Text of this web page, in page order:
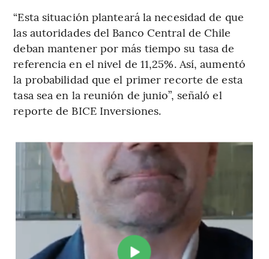
“Esta situación planteará la necesidad de que
las autoridades del Banco Central de Chile
deban mantener por más tiempo su tasa de
referencia en el nivel de 11,25%. Así, aumentó
la probabilidad que el primer recorte de esta
tasa sea en la reunión de junio”, señaló el
reporte de BICE Inversiones.